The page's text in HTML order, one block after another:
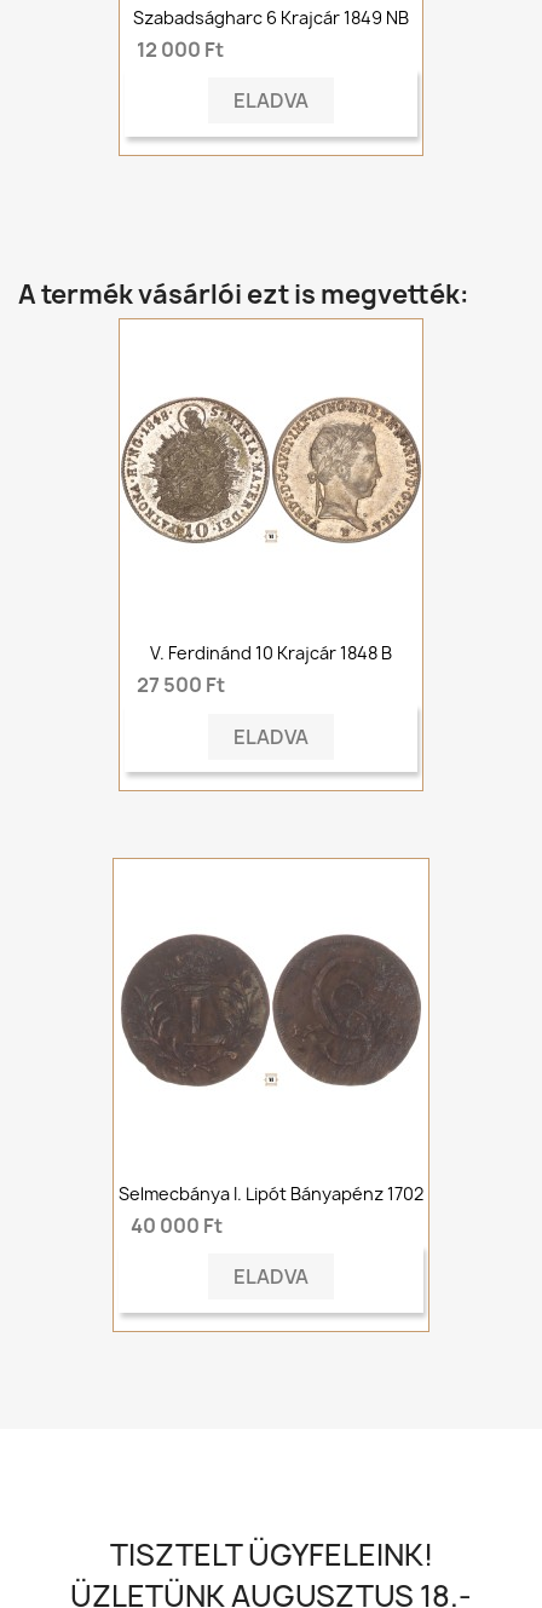
Szabadságharc 6 Krajcár 1849 NB
12 000 Ft
ELADVA
A termék vásárlói ezt is megvették:
V. Ferdinánd 10 Krajcár 1848 B
27 500 Ft
ELADVA
Selmecbánya I. Lipót Bányapénz 1702
40 000 Ft
ELADVA
TISZTELT ÜGYFELEINK!
ÜZLETÜNK AUGUSZTUS 18.-